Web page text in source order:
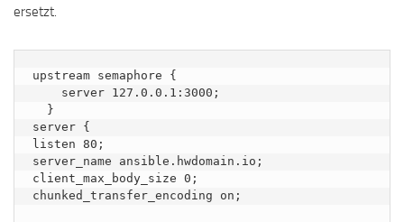
ersetzt.
upstream semaphore {
server 127.0.0.1:3000;
}
server {
listen 80;
server_name ansible.hwdomain.io;
client_max_body_size 0;
chunked_transfer_encoding on;